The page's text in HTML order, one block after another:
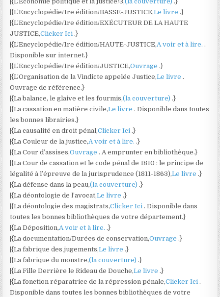
|{L’Encyclopédie/1re édition/BASSE-JUSTICE,Le livre.}
|{L’Encyclopédie/1re édition/EXÉCUTEUR DE LA HAUTE
JUSTICE,Clicker Ici.}
|{L’Encyclopédie/1re édition/HAUTE-JUSTICE,A voir et à lire..
Disponible sur internet.}
|{L’Encyclopédie/1re édition/JUSTICE,Ouvrage.}
|{L’Organisation de la Vindicte appelée Justice,Le livre.
Ouvrage de référence.}
|{La balance, le glaive et les fourmis,(la couverture).}
|{La cassation en matière civile,Le livre. Disponible dans toutes
les bonnes librairies.}
|{La causalité en droit pénal,Clicker Ici.}
|{La Couleur de la justice,A voir et à lire..}
|{La Cour d’assises,Ouvrage. A emprunter en bibliothèque.}
|{La Cour de cassation et le code pénal de 1810 : le principe de
légalité à l’épreuve de la jurisprudence (1811-1863),Le livre.}
|{La défense dans la peau,(la couverture).}
|{La déontologie de l’avocat,Le livre.}
|{La déontologie des magistrats,Clicker Ici. Disponible dans
toutes les bonnes bibliothèques de votre département.}
|{La Déposition,A voir et à lire..}
|{La documentation/Durées de conservation,Ouvrage.}
|{La fabrique des jugements,Le livre.}
|{La fabrique du monstre,(la couverture).}
|{La Fille Derrière le Rideau de Douche,Le livre.}
|{La fonction réparatrice de la répression pénale,Clicker Ici.
Disponible dans toutes les bonnes bibliothèques de votre